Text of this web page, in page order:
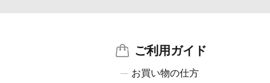
ご利用ガイド
お買い物の仕方